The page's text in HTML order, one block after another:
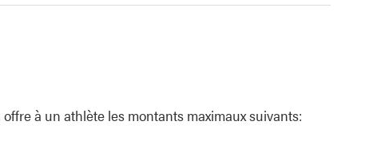
à un athlète les montants maximaux suivants: